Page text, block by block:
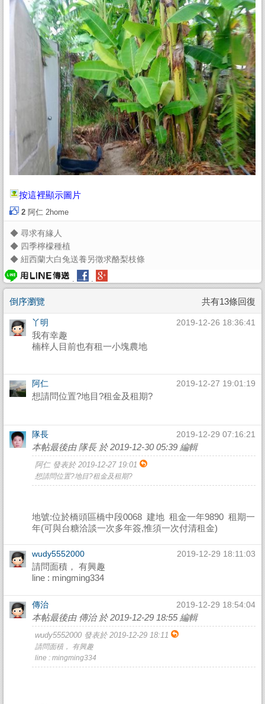
按這裡顯示圖片
2 阿仁 2home
◆ 尋求有緣人
◆ 四季檸檬種植
◆ 紐西蘭大白兔送養另徵求酪梨枝條
. .
倒序瀏覽 共有13條回復
丫明 2019-12-26 18:36:41
我有幸趣
楠梓人目前也有租一小塊農地
阿仁 2019-12-27 19:01:19
想請問位置?地目?租金及租期?
隊長 2019-12-29 07:16:21
本帖最後由 隊長 於 2019-12-30 05:39 編輯
阿仁 發表於 2019-12-27 19:01
想請問位置?地目?租金及租期?
地號:位於橋頭區橋中段0068 建地 租金一年9890 租期一
年(可與台糖洽談一次多年簽,惟須一次付清租金)
wudy5552000 2019-12-29 18:11:03
請問面積， 有興趣
line : mingming334
傳治 2019-12-29 18:54:04
本帖最後由 傳治 於 2019-12-29 18:55 編輯
wudy5552000 發表於 2019-12-29 18:11
請問面積， 有興趣
line : mingming334